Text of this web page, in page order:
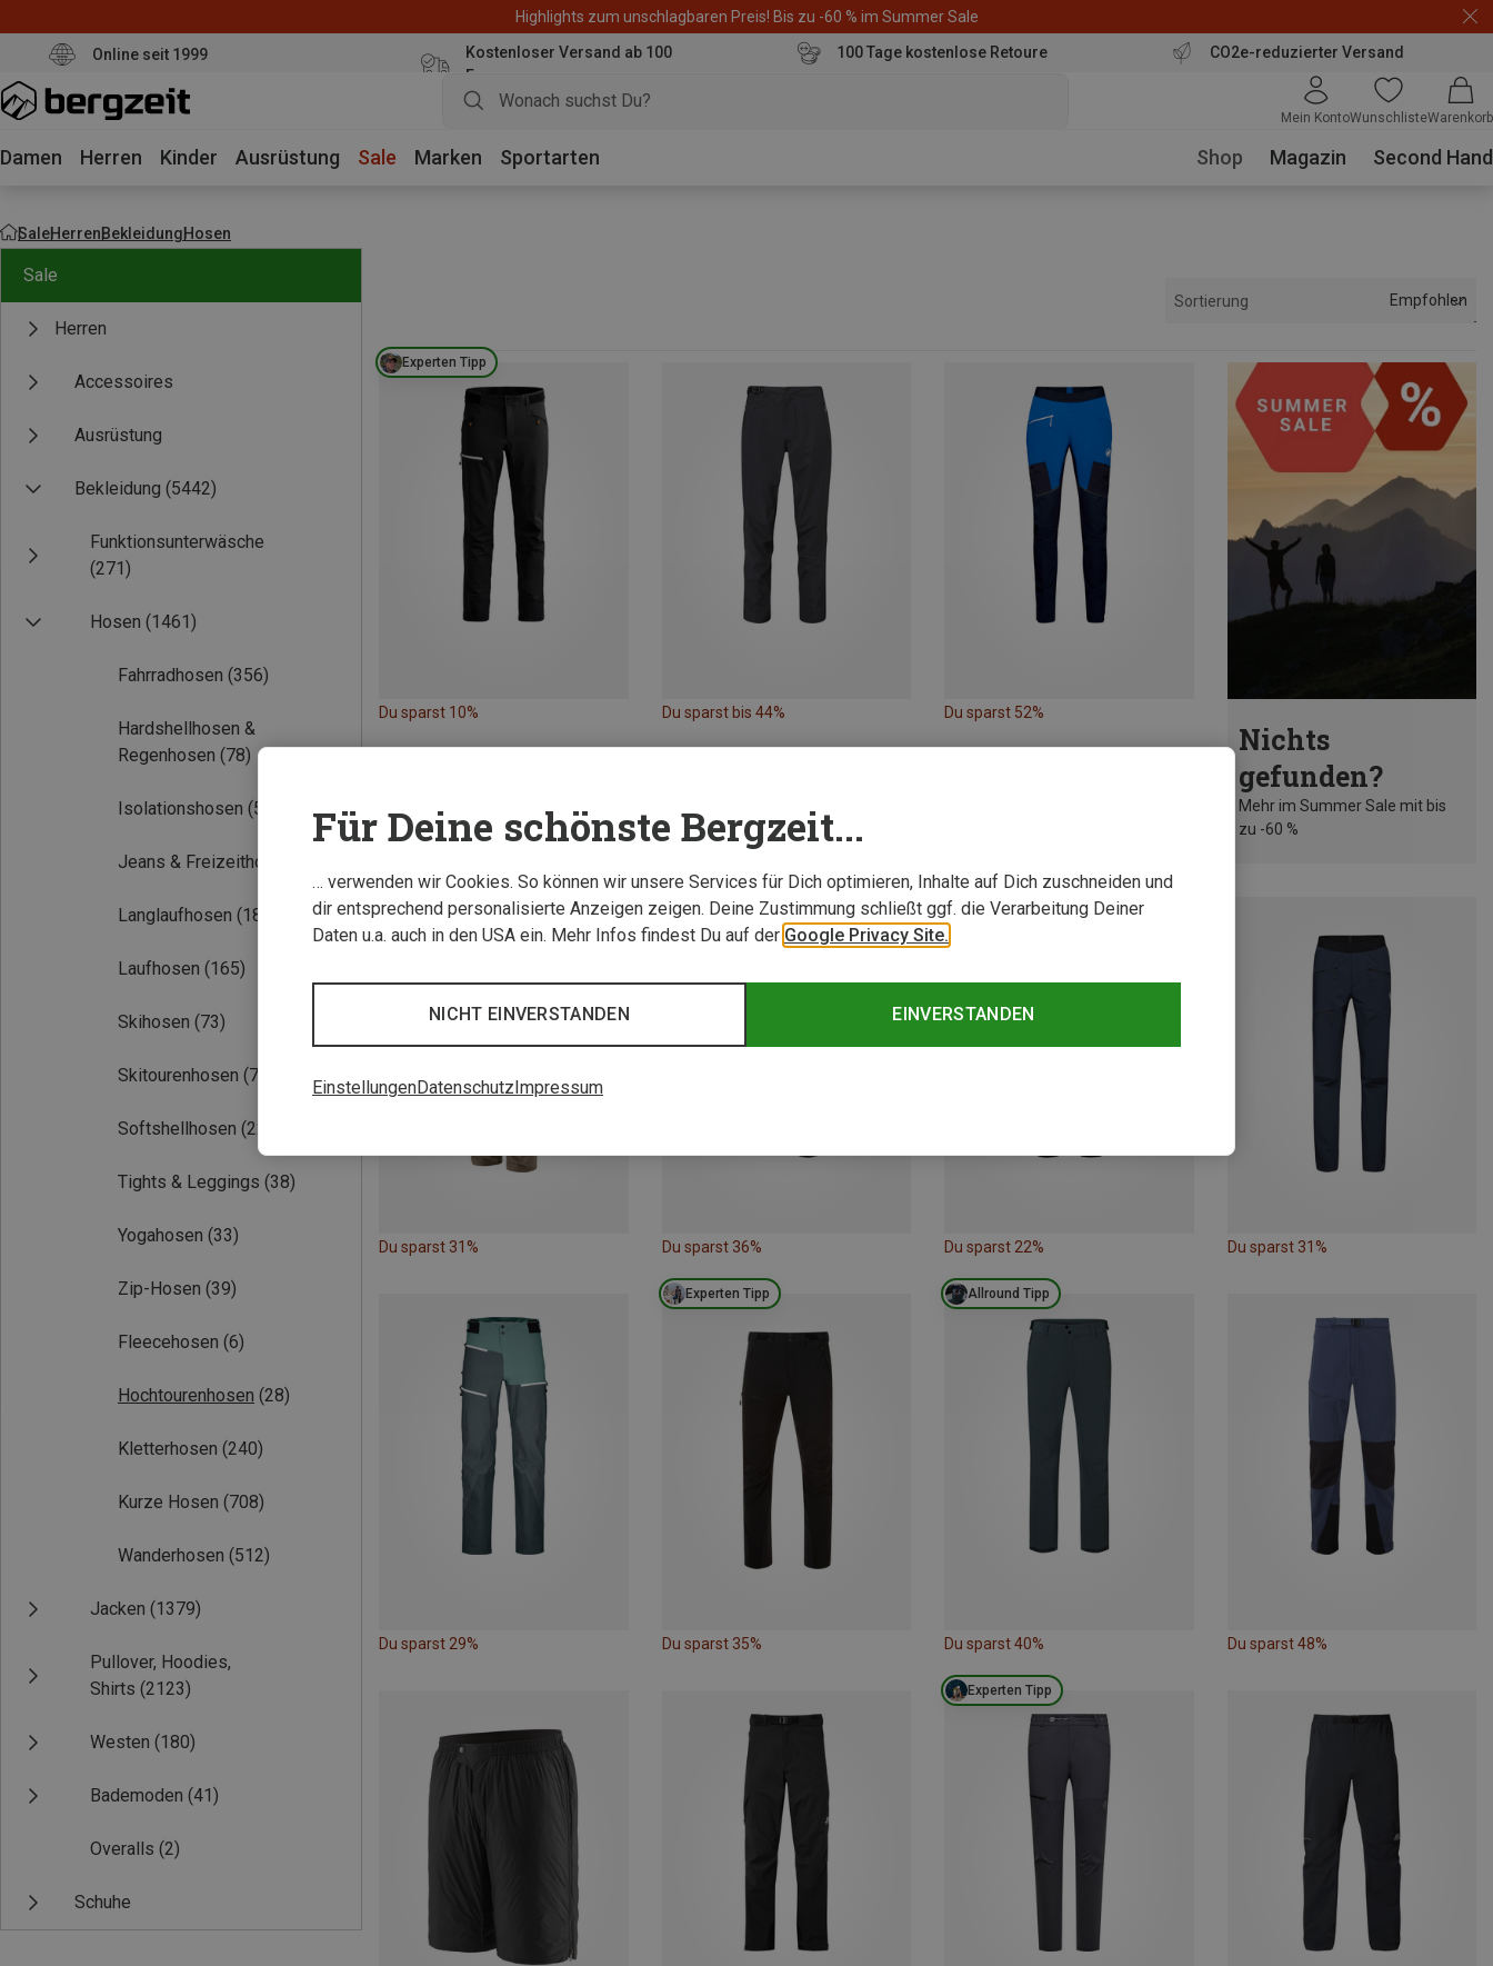
Highlights zum unschlagbaren Preis! Bis zu -60 % im Summer Sale
Online seit 1999
Kostenloser Versand ab 100
Euro
100 Tage kostenlose Retoure CO2e-reduzierter Versand
Mein KontoWunschlisteWarenkorb
Damen Herren Kinder Ausrüstung Sale Marken Sportarten Shop Magazin Second Hand
SaleHerrenBekleidungHosen
Sale
Herren
Accessoires
Ausrüstung
Bekleidung (5442)
Funktionsunterwäsche
(271)
Hosen (1461)
Fahrradhosen (356)
Hardshellhosen &
Regenhosen (78)
Isolationshosen (52)
Jeans & Freizeithosen
Langlaufhosen (18)
Laufhosen (165)
Skihosen (73)
Skitourenhosen (70)
Softshellhosen (229)
Tights & Leggings (38)
Yogahosen (33)
Zip-Hosen (39)
Fleecehosen (6)
Hochtourenhosen (28)
Kletterhosen (240)
Kurze Hosen (708)
Wanderhosen (512)
Jacken (1379)
Pullover, Hoodies,
Shirts (2123)
Westen (180)
Bademoden (41)
Overalls (2)
Schuhe
Sortierung Empfohlen
Experten Tipp
Du sparst 10% Du sparst bis 44% Du sparst 52%
Nichts
gefunden?
Mehr im Summer Sale mit bis
zu -60 %
Du sparst 31% Du sparst 36% Du sparst 22% Du sparst 31%
Du sparst 29%
Experten Tipp
Du sparst 35%
Allround Tipp
Du sparst 40% Du sparst 48%
Experten Tipp
Für Deine schönste Bergzeit...
… verwenden wir Cookies. So können wir unsere Services für Dich optimieren, Inhalte auf Dich zuschneiden und
dir entsprechend personalisierte Anzeigen zeigen. Deine Zustimmung schließt ggf. die Verarbeitung Deiner
Daten u.a. auch in den USA ein. Mehr Infos findest Du auf der Google Privacy Site.
EINVERSTANDEN
NICHT EINVERSTANDEN
EinstellungenDatenschutzImpressum